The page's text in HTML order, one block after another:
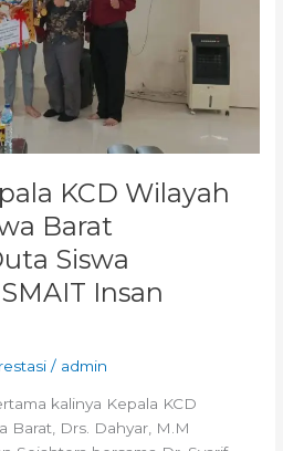
KCD Wilayah
Barat
Siswa
Insan
/ admin
kalinya Kepala KCD
Barat, Drs. Dahyar, M.M